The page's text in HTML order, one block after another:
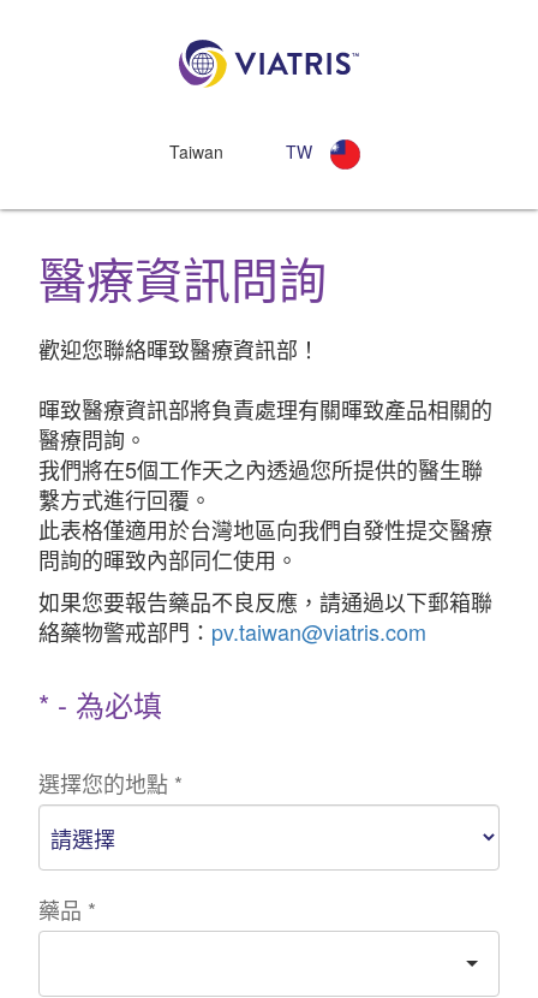
Taiwan TW
醫療資訊問詢
歡迎您聯絡暉致醫療資訊部！
暉致醫療資訊部將負責處理有關暉致產品相關的
醫療問詢。
我們將在5個工作天之內透過您所提供的醫生聯
繫方式進行回覆。
此表格僅適用於台灣地區向我們自發性提交醫療
問詢的暉致內部同仁使用。
如果您要報告藥品不良反應，請通過以下郵箱聯
絡藥物警戒部門： pv.taiwan@viatris.com
* - 為必填
選擇您的地點 *
藥品 *